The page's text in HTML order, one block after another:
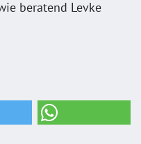
beratend Levke